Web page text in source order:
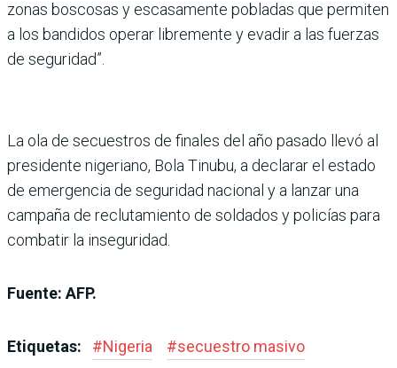
zonas boscosas y escasamente pobladas que permiten
a los bandidos operar libremente y evadir a las fuerzas
de seguridad”.
La ola de secuestros de finales del año pasado llevó al
presidente nigeriano, Bola Tinubu, a declarar el estado
de emergencia de seguridad nacional y a lanzar una
campaña de reclutamiento de soldados y policías para
combatir la inseguridad.
Fuente: AFP.
Etiquetas: #Nigeria #secuestro masivo